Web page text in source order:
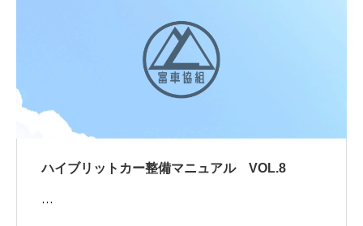
ハイブリットカー整備マニュアル VOL.8
…